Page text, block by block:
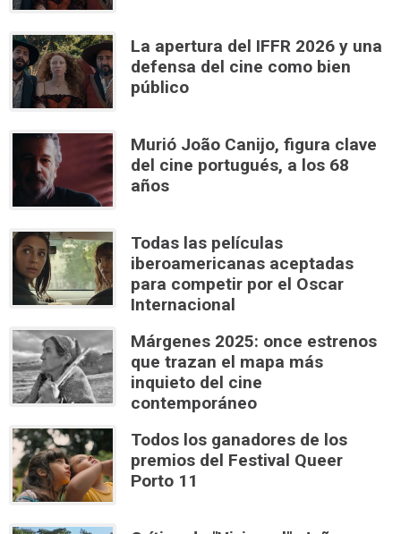
La apertura del IFFR 2026 y una
defensa del cine como bien
público
Murió João Canijo, figura clave
del cine portugués, a los 68
años
Todas las películas
iberoamericanas aceptadas
para competir por el Oscar
Internacional
Márgenes 2025: once estrenos
que trazan el mapa más
inquieto del cine
contemporáneo
Todos los ganadores de los
premios del Festival Queer
Porto 11